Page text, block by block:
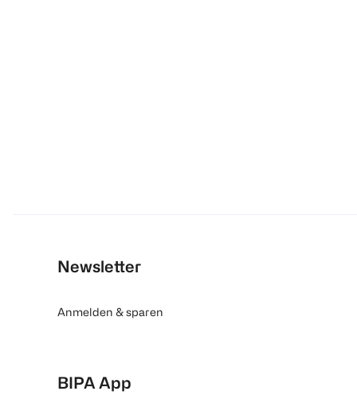
Newsletter
Anmelden & sparen
BIPA App